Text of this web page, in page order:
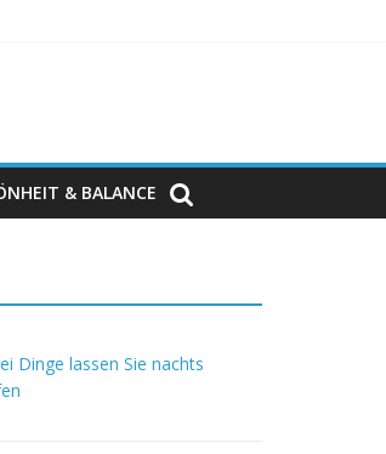
& BALANCE
Dinge lassen Sie nachts